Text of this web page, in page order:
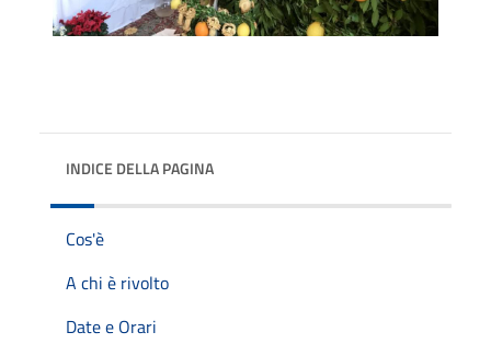
INDICE DELLA PAGINA
Cos'è
A chi è rivolto
Date e Orari